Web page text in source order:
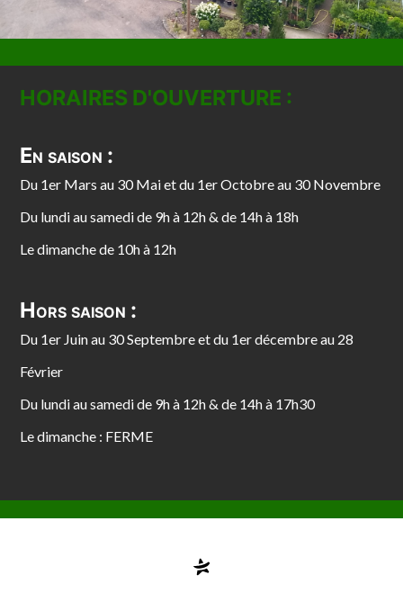
HORAIRES D'OUVERTURE :
En saison :
Du 1er Mars au 30 Mai et du 1er Octobre au 30 Novembre
Du lundi au samedi de 9h à 12h & de 14h à 18h
Le dimanche de 10h à 12h
Hors saison :
Du 1er Juin au 30 Septembre et du 1er décembre au 28
Février
Du lundi au samedi de 9h à 12h & de 14h à 17h30
Le dimanche : FERME